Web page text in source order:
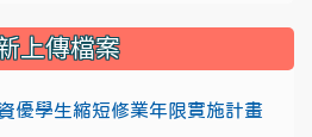
上傳檔案
優學生縮短修業年限實施計畫